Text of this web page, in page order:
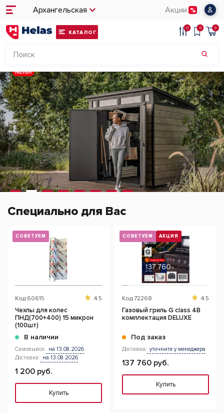
Архангельская Акции
КАТАЛОГ
0 0 0
Специально для Вас
СОВЕТУЕМ
Код 60615 4.5
Чехлы для колес
ПНД(700+400) 15 микрон
(100шт)
В наличии
Самовывоз: на 13.08.2026
Доставка: на 13.08.2026
1 200 руб.
Купить
СОВЕТУЕМ АКЦИЯ
Код 72268 4.5
Газовый гриль G class 4B
комплектация DELUXE
Под заказ
Доставка: уточните у менеджера
137 760 руб.
Купить